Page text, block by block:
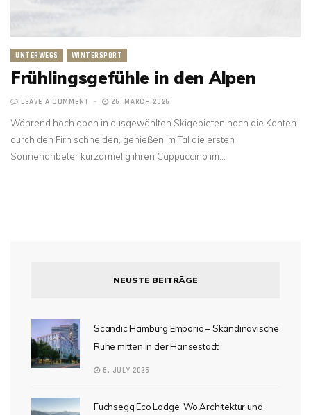
UNTERWEGS WINTERSPORT
Frühlingsgefühle in den Alpen
LEAVE A COMMENT 26. MARCH 2026
Während hoch oben in ausgewählten Skigebieten noch die Kanten
durch den Firn schneiden, genießen im Tal die ersten
Sonnenanbeter kurzärmelig ihren Cappuccino im…
NEUSTE BEITRÄGE
Scandic Hamburg Emporio – Skandinavische
Ruhe mitten in der Hansestadt
6. JULY 2026
Fuchsegg Eco Lodge: Wo Architektur und